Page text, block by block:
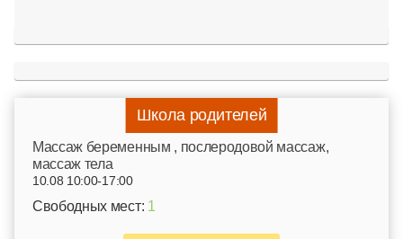
Школа родителей
Mассаж беременным , послеродовой массаж,
массаж тела
10.08 10:00-17:00
Свободных мест: 1